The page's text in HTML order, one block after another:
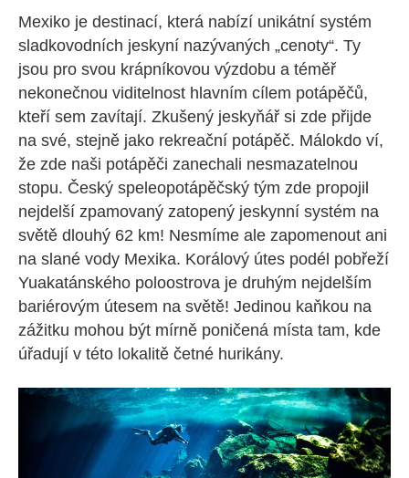
Mexiko je destinací, která nabízí unikátní systém
sladkovodních jeskyní nazývaných „cenoty“. Ty
jsou pro svou krápníkovou výzdobu a téměř
nekonečnou viditelnost hlavním cílem potápěčů,
kteří sem zavítají. Zkušený jeskyňář si zde přijde
na své, stejně jako rekreační potápěč. Málokdo ví,
že zde naši potápěči zanechali nesmazatelnou
stopu. Český speleopotápěčský tým zde propojil
nejdelší zpamovaný zatopený jeskynní systém na
světě dlouhý 62 km! Nesmíme ale zapomenout ani
na slané vody Mexika. Korálový útes podél pobřeží
Yuakatánského poloostrova je druhým nejdelším
bariérovým útesem na světě! Jedinou kaňkou na
zážitku mohou být mírně poničená místa tam, kde
úřadují v této lokalitě četné hurikány.